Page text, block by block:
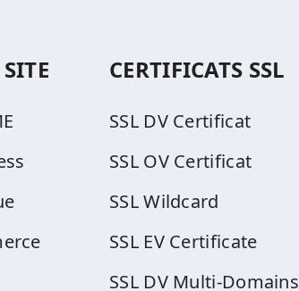
CERTIFICATS SSL
SSL DV Certificat
SSL OV Certificat
SSL Wildcard
SSL EV Certificate
SSL DV Multi-Domains